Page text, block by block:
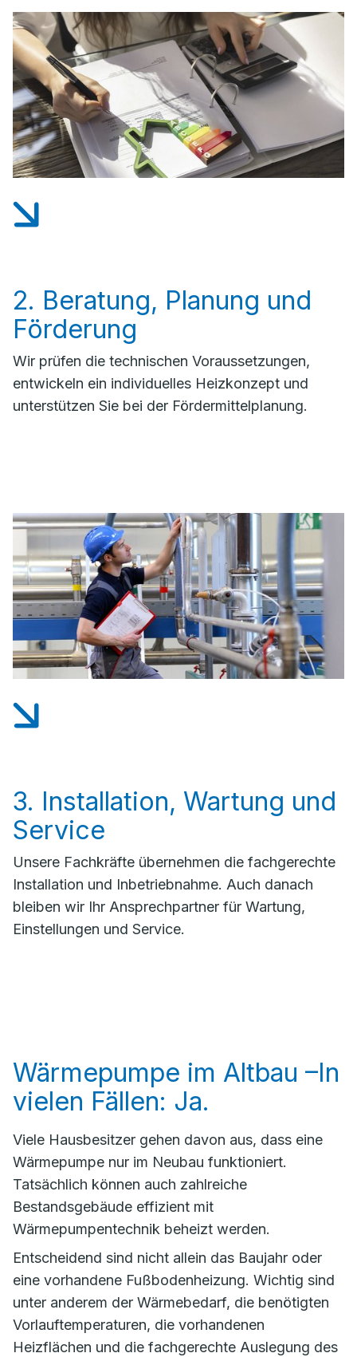
2. Beratung, Planung und
Förderung
Wir prüfen die technischen Voraussetzungen,
entwickeln ein individuelles Heizkonzept und
unterstützen Sie bei der Fördermittelplanung.
3. Installation, Wartung und
Service
Unsere Fachkräfte übernehmen die fachgerechte
Installation und Inbetriebnahme. Auch danach
bleiben wir Ihr Ansprechpartner für Wartung,
Einstellungen und Service.
Wärmepumpe im Altbau –In
vielen Fällen: Ja.
Viele Hausbesitzer gehen davon aus, dass eine
Wärmepumpe nur im Neubau funktioniert.
Tatsächlich können auch zahlreiche
Bestandsgebäude effizient mit
Wärmepumpentechnik beheizt werden.
Entscheidend sind nicht allein das Baujahr oder
eine vorhandene Fußbodenheizung. Wichtig sind
unter anderem der Wärmebedarf, die benötigten
Vorlauftemperaturen, die vorhandenen
Heizflächen und die fachgerechte Auslegung des